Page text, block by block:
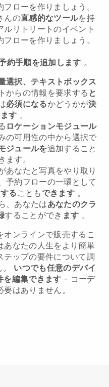
ローを作りましょう。
んの直感的なツールを持
リトリートのイベント
ローを作りましょう。
約手順を追加します 。
選択、テキストボックス
からの情報を要求する と
必須になるかどうかが決
す 。
ロケーションモジュール
の可用性の中から選択で
ジュールを追加すること
ます。
あなたと写真をやり取り
予約フローの一環として
る こともできます 。
、あなたはあなたのクラ
することができ ます 。
ンラインで販売するこ
あなたの人生をより簡単
テップの要件について調
いつでも任意のデバイ
を編集できます - コーデ
はありません。